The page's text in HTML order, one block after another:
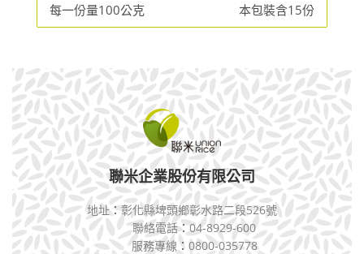
每一份量100公克
本包裝含15份
聯米企業股份有限公司
地址 ： 彰化縣埤頭鄉彰水路二段526號
聯絡電話 ： 04-8929-600
服務專線 ： 0800-035778